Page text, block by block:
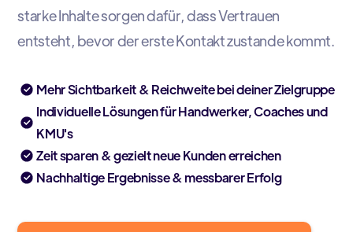
starke Inhalte sorgen dafür, dass Vertrauen
entsteht, bevor der erste Kontakt zustande kommt.
Mehr Sichtbarkeit & Reichweite bei deiner Zielgruppe
Individuelle Lösungen für Handwerker, Coaches und
KMU's
Zeit sparen & gezielt neue Kunden erreichen
Nachhaltige Ergebnisse & messbarer Erfolg